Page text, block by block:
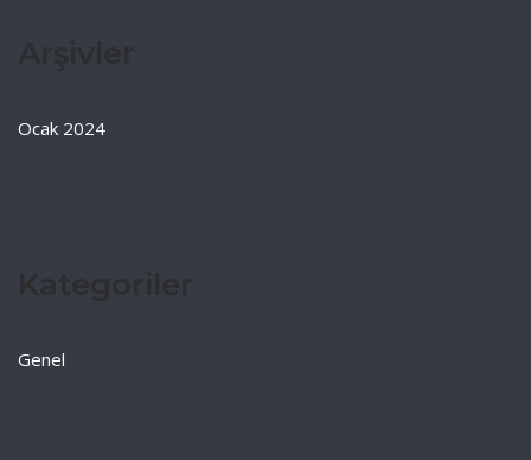
Ocak 2024
Genel